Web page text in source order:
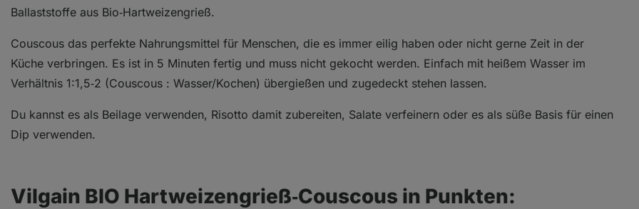
Ballaststoffe aus Bio‑Hartweizengrieß.
Couscous das perfekte Nahrungsmittel für Menschen, die es immer eilig haben oder nicht gerne Zeit in der
Küche verbringen. Es ist in 5 Minuten fertig und muss nicht gekocht werden. Einfach mit heißem Wasser im
Verhältnis 1:1,5‑2 (Couscous : Wasser/Kochen) übergießen und zugedeckt stehen lassen.
Du kannst es als Beilage verwenden, Risotto damit zubereiten, Salate verfeinern oder es als süße Basis für einen
Dip verwenden.
Vilgain BIO Hartweizengrieß‑Couscous in Punkten: